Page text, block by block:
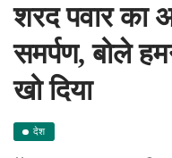
शरद पवार का
समर्पण, बोले
खो दिया
देश